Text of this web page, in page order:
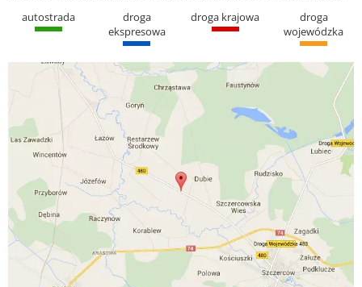
autostrada
droga
ekspresowa
droga krajowa
droga
wojewódzka